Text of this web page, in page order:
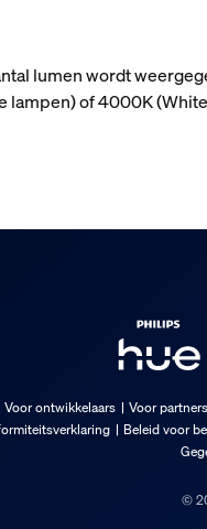
lumen wordt
of 4000K
Voor ontwikkelaars Voor partners
Beleid voor
©